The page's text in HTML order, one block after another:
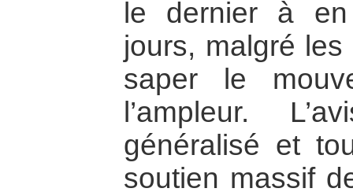
le dernier à
jours, malgré
saper le
l’ampleur.
généralisé et
soutien massif